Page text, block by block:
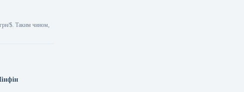
грн/$. Таким чином,